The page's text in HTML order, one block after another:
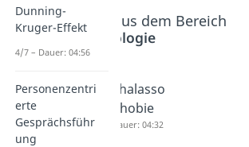
Beliebte Inhalte aus dem Bereich
Psychologie
angst
Dauer: 05:37
Ängste
den
Thalasso
phobie
Dauer: 04:32
Dunning-
Kruger-Effekt
4/7 – Dauer: 04:56
Personenzentri
erte
Gesprächsführ
ung